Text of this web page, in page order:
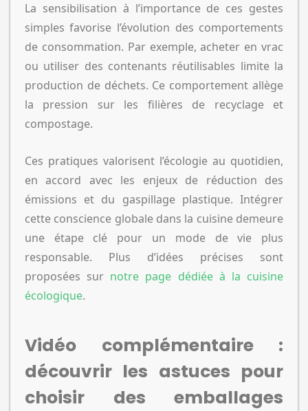
La sensibilisation à l’importance de ces gestes
simples favorise l’évolution des comportements
de consommation. Par exemple, acheter en vrac
ou utiliser des contenants réutilisables limite la
production de déchets. Ce comportement allège
la pression sur les filières de recyclage et
compostage.
Ces pratiques valorisent l’écologie au quotidien,
en accord avec les enjeux de réduction des
émissions et du gaspillage plastique. Intégrer
cette conscience globale dans la cuisine demeure
une étape clé pour un mode de vie plus
responsable. Plus d’idées précises sont
proposées sur notre page dédiée à la cuisine
écologique.
Vidéo complémentaire :
découvrir les astuces pour
choisir des emballages